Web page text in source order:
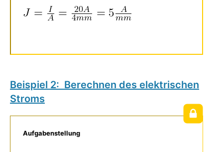
Beispiel 2: Berechnen des elektrischen
Stroms
Aufgabenstellung